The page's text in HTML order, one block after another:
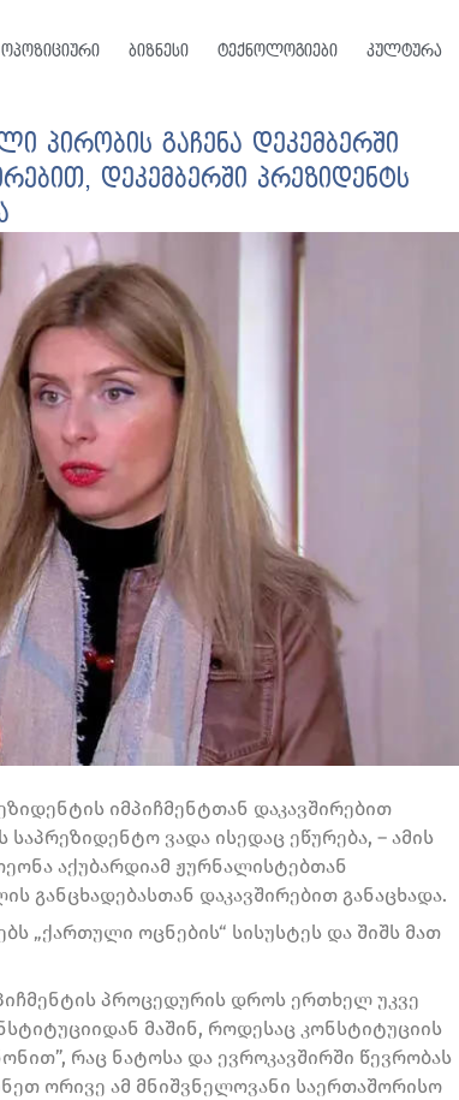
ოპოზიციური ბიზნესი ტექნოლოგიები კულტურა
პირობის გაჩენა დეკემბერში
დეკემბერში პრეზიდენტს
იმპიჩმენტთან დაკავშირებით
ვადა ისედაც ეწურება, – ამის
აქუბარდიამ ჟურნალისტებთან
განცხადებასთან დაკავშირებით განაცხადა.
„ქართული ოცნების“ სისუსტეს და შიშს მათ
პროცედურის დროს ერთხელ უკვე
მაშინ, როდესაც კონსტიტუციის
რაც ნატოსა და ევროკავშირში წევრობას
ორივე ამ მნიშვნელოვანი საერთაშორისო